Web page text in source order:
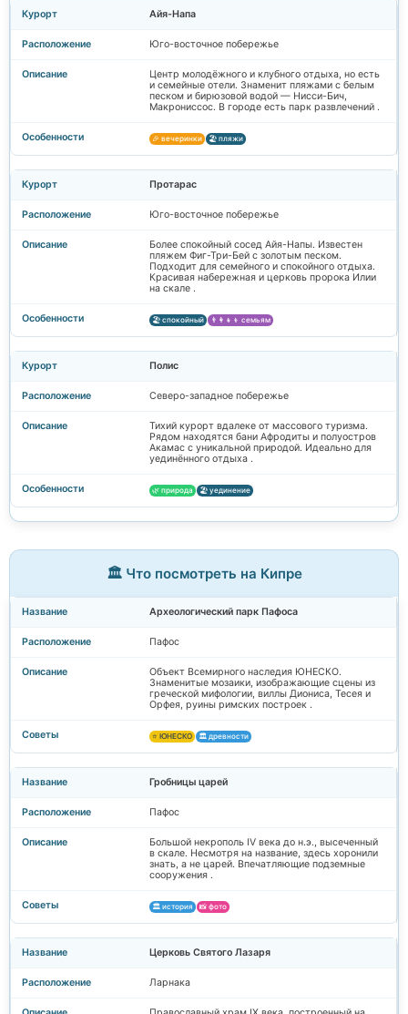
Айя-Напа
Юго-восточное побережье
Центр молодёжного и клубного отдыха, но есть
и семейные отели. Знаменит пляжами с белым
песком и бирюзовой водой — Нисси-Бич,
Макрониссос. В городе есть парк развлечений .
🎉 вечеринки 🏖️ пляжи
Протарас
Юго-восточное побережье
Более спокойный сосед Айя-Напы. Известен
пляжем Фиг-Три-Бей с золотым песком.
Подходит для семейного и спокойного отдыха.
Красивая набережная и церковь пророка Илии
на скале .
🏖️ спокойный 👨‍👩‍👧‍👦 семьям
Полис
Северо-западное побережье
Тихий курорт вдалеке от массового туризма.
Рядом находятся бани Афродиты и полуостров
Акамас с уникальной природой. Идеально для
уединённого отдыха .
🌿 природа 🏖️ уединение
🏛️ Что посмотреть на Кипре
Археологический парк Пафоса
Пафос
Объект Всемирного наследия ЮНЕСКО.
Знаменитые мозаики, изображающие сцены из
греческой мифологии, виллы Диониса, Тесея и
Орфея, руины римских построек .
⭐ ЮНЕСКО 🏛️ древности
Гробницы царей
Пафос
Большой некрополь IV века до н.э., высеченный
в скале. Несмотря на название, здесь хоронили
знать, а не царей. Впечатляющие подземные
сооружения .
🏛️ история 📸 фото
Церковь Святого Лазаря
Ларнака